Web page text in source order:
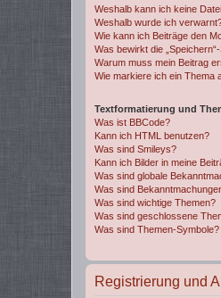
Weshalb kann ich keine
Weshalb wurde ich
Wie kann ich Beiträge den
Was bewirkt die
Warum muss mein Beitrag
Wie markiere ich ein Thema
Textformatierung und
Was ist BBCode?
Kann ich HTML benutzen?
Was sind Smileys?
Kann ich Bilder in meine
Was sind globale
Was sind
Was sind wichtige Themen?
Was sind geschlossene
Was sind Themen-Symbole?
Registrierung und